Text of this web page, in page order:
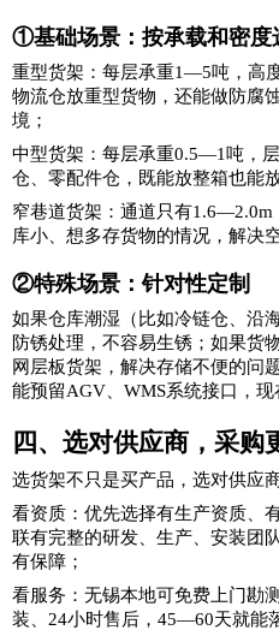
①基础场景：按承载和密度
重型货架 ：每层承重1—5吨，高
物流仓放重型货物，还能做防腐
境；
中型货架：每层承重0.5—1吨，
仓、零配件仓，既能放整箱也能
窄巷道货架：通道只有1.6—2.0m
库小、想多存货物的情况，解决
②特殊场景：针对性定制
如果仓库潮湿（比如冷链仓、沿
防锈处理，不容易生锈；如果货
网层板货架，解决存储不便的问
能预留AGV、WMS系统接口，现
四、选对供应商，采购
选货架不只是买产品，选对供应
看资质：优先选择有生产资质、
联有完整的研发、生产、安装团
有保障；
看服务：无锡本地可免费上门勘
装、24小时售后，45—60天就能